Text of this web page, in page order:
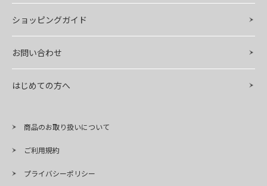
ショッピングガイド
お問い合わせ
はじめての方へ
商品のお取り扱いについて
ご利用規約
プライバシーポリシー